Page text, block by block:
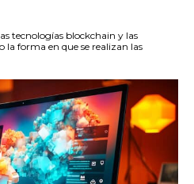
tecnologías blockchain y las
forma en que se realizan las